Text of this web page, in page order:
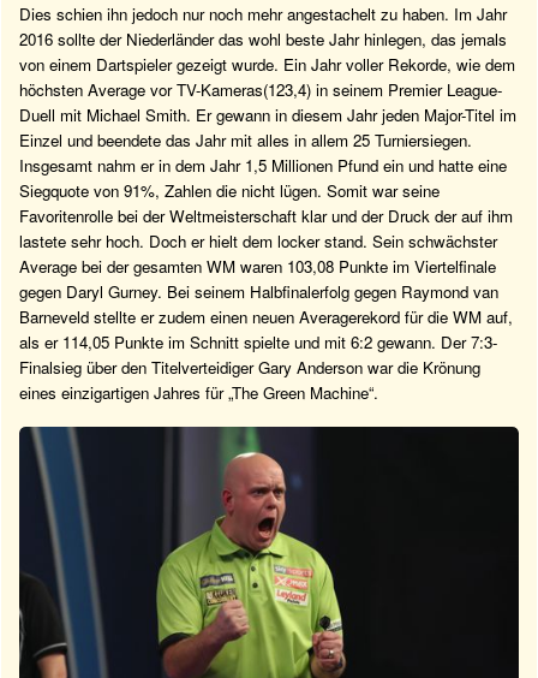
Dies schien ihn jedoch nur noch mehr angestachelt zu haben. Im Jahr
2016 sollte der Niederländer das wohl beste Jahr hinlegen, das jemals
von einem Dartspieler gezeigt wurde. Ein Jahr voller Rekorde, wie dem
höchsten Average vor TV-Kameras(123,4) in seinem Premier League-
Duell mit Michael Smith. Er gewann in diesem Jahr jeden Major-Titel im
Einzel und beendete das Jahr mit alles in allem 25 Turniersiegen.
Insgesamt nahm er in dem Jahr 1,5 Millionen Pfund ein und hatte eine
Siegquote von 91%, Zahlen die nicht lügen. Somit war seine
Favoritenrolle bei der Weltmeisterschaft klar und der Druck der auf ihm
lastete sehr hoch. Doch er hielt dem locker stand. Sein schwächster
Average bei der gesamten WM waren 103,08 Punkte im Viertelfinale
gegen Daryl Gurney. Bei seinem Halbfinalerfolg gegen Raymond van
Barneveld stellte er zudem einen neuen Averagerekord für die WM auf,
als er 114,05 Punkte im Schnitt spielte und mit 6:2 gewann. Der 7:3-
Finalsieg über den Titelverteidiger Gary Anderson war die Krönung
eines einzigartigen Jahres für „The Green Machine“.